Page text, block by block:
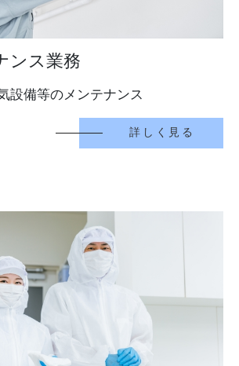
ンス業務
設備等のメンテナンス
詳しく見る